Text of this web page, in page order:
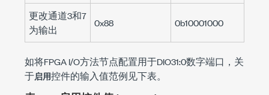
更改通道3和7
为输出
0x88 0b10001000
如将FPGA I/O方法节点配置用于DIO31:0数字端口，关
于启用控件的输入值范例见下表。